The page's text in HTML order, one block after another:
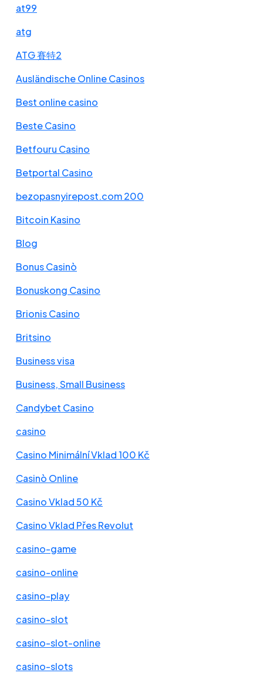
at99
atg
ATG 賽特2
Ausländische Online Casinos
Best online casino
Beste Casino
Betfouru Casino
Betportal Casino
bezopasnyirepost.com 200
Bitcoin Kasino
Blog
Bonus Casinò
Bonuskong Casino
Brionis Casino
Britsino
Business visa
Business, Small Business
Candybet Casino
casino
Casino Minimální Vklad 100 Kč
Casinò Online
Casino Vklad 50 Kč
Casino Vklad Přes Revolut
casino-game
casino-online
casino-play
casino-slot
casino-slot-online
casino-slots